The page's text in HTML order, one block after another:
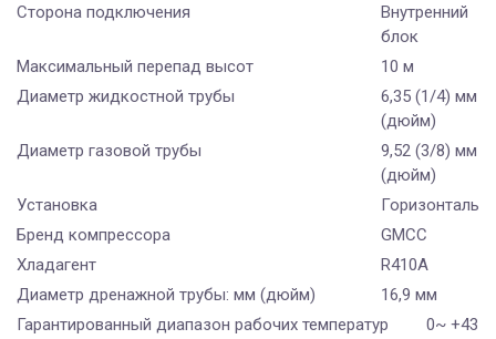
Сторона подключения
Внутренний
блок
Максимальный перепад высот
10 м
Диаметр жидкостной трубы
6,35 (1/4) мм
(дюйм)
Диаметр газовой трубы
9,52 (3/8) мм
(дюйм)
Установка
Бренд компрессора
GMCC
Хладагент
R410A
Диаметр дренажной трубы: мм (дюйм)
16,9 мм
Гарантированный диапазон рабочих температур
0~ +43